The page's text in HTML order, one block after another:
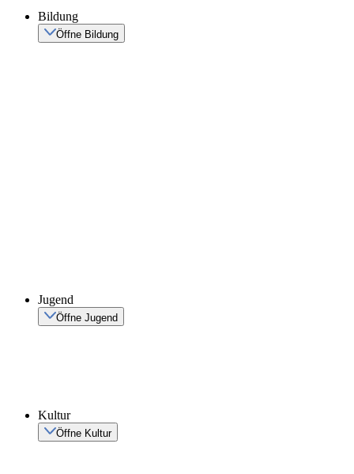
Bildung
Öffne Bildung
Jugend
Öffne Jugend
Kultur
Öffne Kultur